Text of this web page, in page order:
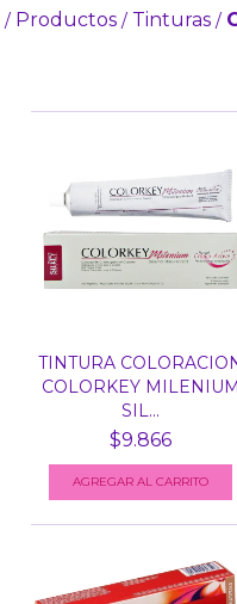
/ Productos / Tinturas /
TINTURA
COLORKEY MILENIUM
SIL...
$9.866
AGREGAR AL CARRITO